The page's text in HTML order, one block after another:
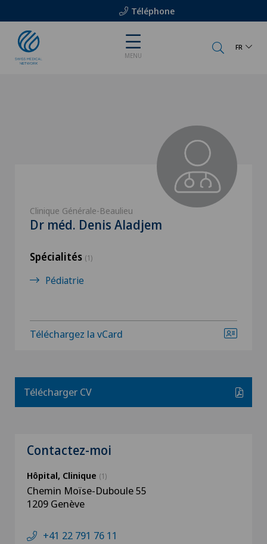
Téléphone
MENU
FR
Clinique Générale-Beaulieu
Dr méd. Denis Aladjem
Spécialités (1)
Pédiatrie
Téléchargez la vCard
Télécharger CV
Contactez-moi
Hôpital, Clinique (1)
Chemin Moïse-Duboule 55
1209 Genève
+41 22 791 76 11